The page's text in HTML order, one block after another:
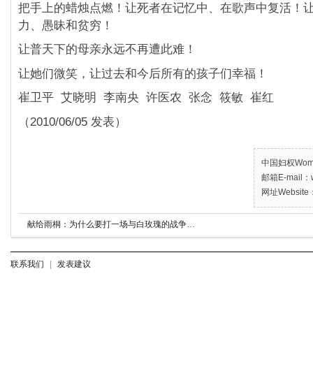
把手上的蜡烛点燃！让死者在记忆中、在歌声中复活！
力、愚昧和贫穷！
让普天下的母亲永远不再遭此难！
让她们微笑，让过去和今后所有的孩子们幸福！
崔卫平 艾晓明 李南央 许医农 张念 筱敏 崔红
（2010/06/05 发表）
中国妇权
邮箱E-mail
网址Website
联系我们 | 发表建议